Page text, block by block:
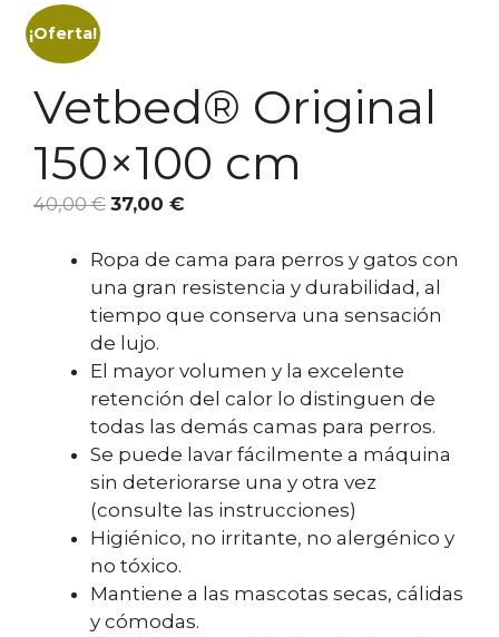
¡Oferta!
Vetbed® Original
150×100 cm
40,00€ El
original
era:
40,00 €.
37,00 €
actual
es:
37,00 €.
Ropa de cama para perros y gatos con
una gran resistencia y durabilidad, al
tiempo que conserva una sensación
de lujo.
El mayor volumen y la excelente
retención del calor lo distinguen de
todas las demás camas para perros.
Se puede lavar fácilmente a máquina
sin deteriorarse una y otra vez
(consulte las instrucciones)
Higiénico, no irritante, no alergénico y
no tóxico.
Mantiene a las mascotas secas, cálidas
y cómodas.